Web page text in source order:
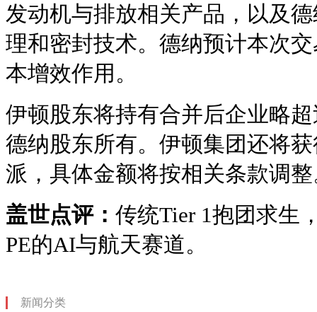
发动机与排放相关产品，以及
理和密封技术。德纳预计本次
本增效作用。
伊顿股东将持有合并后企业略
德纳股东所有。伊顿集团还将
派，具体金额将按相关条款调
盖世点评： 传统Tier 1抱团求生
PE的AI与航天赛道。
新闻分类